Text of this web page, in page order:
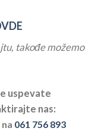
takođe možemo
uspevate
nas:
061 756 893